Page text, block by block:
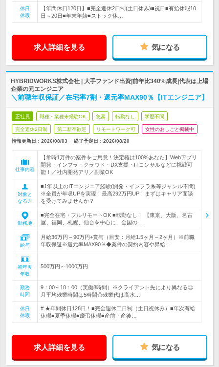
休日
休暇
【年間休日120日】■完全週休2日制(土日休み)■祝日■有給休暇10
日～20日■年末年始■ストック休…
求人詳細を見る 気になる
HYBRIDWORKS株式会社 | 大手ファンド出資|前年比340%成長|代表は上場
企業の元エンジニア
＼前職年収保証／在宅率7割・還元率MAX90％【ITエンジニア】
正社員 職種・業種未経験OK 急募 転勤なし 学歴不問
完全週休2日制 第二新卒歓迎 リモートワーク可 女性のおしごと掲載中
情報更新日：2026/08/03 終了予定日： 2026/08/20
仕事内容
【常時1万件の案件をご用意！決定権は100%あなた】Webアプリ
開発・インフラ・クラウド・DX支援・ITコンサルなどに挑戦可
能！／社内開発アリ／副業OK
対象と
なる方
■1年以上のITエンジニア経験(開発・インフラ系等ジャンル不問)
※全員が年収UPを実現！最高292万円UP！まずはキャリア面談
を受けてみませんか？
勤務地
■完全在宅・フルリモートOK ■転勤なし！ 【東京、大阪、名古
屋、福岡、札幌、仙台を中心に、全国の…
給与
月給36万円～90万円+賞与（目安：月給1.5ヶ月～2ヶ月）※前職
年収保証※還元率MAX90％◆案件の契約内容や昇給…
初年度
年収
500万円～1000万円
勤務
時間
9：00～18：00（実働8時間）※クライアント先により異なる◎
月平均残業時間は5時間◎残業代は高水…
休日
休暇
# ★年間休日128日！■完全週休二日制（土日祝休み）■年次有給
休暇■夏季休暇■慶弔休暇■産前・産後…
求人詳細を見る 気になる